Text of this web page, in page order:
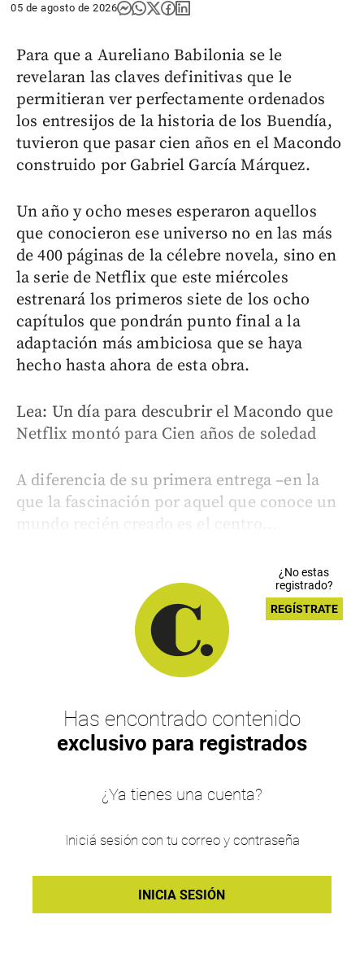
05 de agosto de 2026
Para que a Aureliano Babilonia se le
revelaran las claves definitivas que le
permitieran ver perfectamente ordenados
los entresijos de la historia de los Buendía,
tuvieron que pasar cien años en el Macondo
construido por Gabriel García Márquez.
Un año y ocho meses esperaron aquellos
que conocieron ese universo no en las más
de 400 páginas de la célebre novela, sino en
la serie de Netflix que este miércoles
estrenará los primeros siete de los ocho
capítulos que pondrán punto final a la
adaptación más ambiciosa que se haya
hecho hasta ahora de esta obra.
Lea: Un día para descubrir el Macondo que
Netflix montó para Cien años de soledad
A diferencia de su primera entrega –en la
que la fascinación por aquel que conoce un
mundo recién creado es el centro...
¿No estas
registrado?
REGÍSTRATE
Has encontrado contenido
exclusivo para registrados
¿Ya tienes una cuenta?
Iniciá sesión con tu correo y contraseña
INICIA SESIÓN